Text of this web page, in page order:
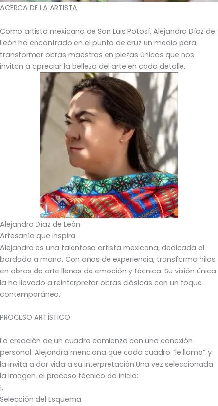
ACERCA DE LA ARTISTA
Como artista mexicana de San Luis Potosí, Alejandra Díaz de
León ha encontrado en el punto de cruz un medio para
transformar obras maestras en piezas únicas que nos
invitan a apreciar la belleza del arte en cada detalle.
Alejandra Díaz de León
Artesanía que inspira
Alejandra es una talentosa artista mexicana, dedicada al
bordado a mano. Con años de experiencia, transforma hilos
en obras de arte llenas de emoción y técnica. Su visión única
la ha llevado a reinterpretar obras clásicas con un toque
contemporáneo.
PROCESO ARTÍSTICO
La creación de un cuadro comienza con una conexión
personal. Alejandra menciona que cada cuadro “le llama” y
la invita a dar vida a su interpretación.Una vez seleccionada
la imagen, el proceso técnico da inicio:
1.
Selección del Esquema